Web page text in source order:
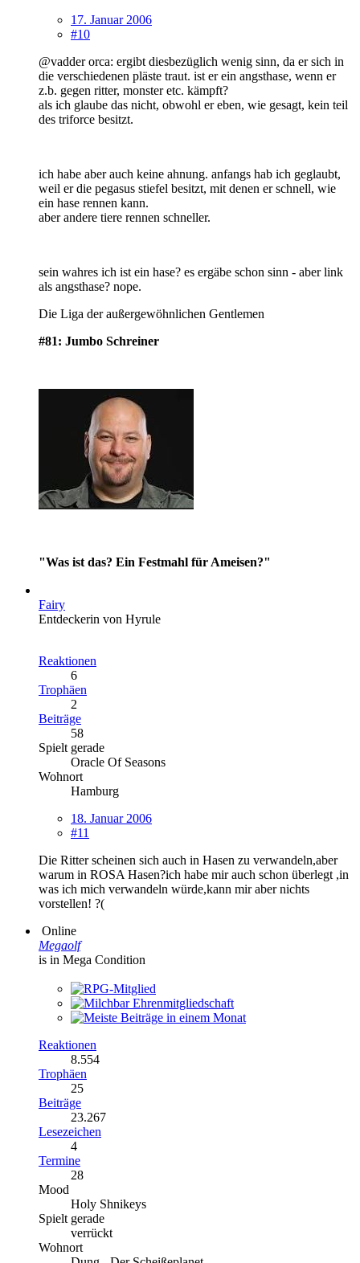
17. Januar 2006
#10
@vadder orca: ergibt diesbezüglich wenig sinn, da er sich in
die verschiedenen pläste traut. ist er ein angsthase, wenn er
z.b. gegen ritter, monster etc. kämpft?
als ich glaube das nicht, obwohl er eben, wie gesagt, kein teil
des triforce besitzt.
ich habe aber auch keine ahnung. anfangs hab ich geglaubt,
weil er die pegasus stiefel besitzt, mit denen er schnell, wie
ein hase rennen kann.
aber andere tiere rennen schneller.
sein wahres ich ist ein hase? es ergäbe schon sinn - aber link
als angsthase? nope.
Die Liga der außergewöhnlichen Gentlemen
#81: Jumbo Schreiner
"Was ist das? Ein Festmahl für Ameisen?"
Fairy
Entdeckerin von Hyrule
Reaktionen
6
Trophäen
2
Beiträge
58
Spielt gerade
Oracle Of Seasons
Wohnort
Hamburg
18. Januar 2006
#11
Die Ritter scheinen sich auch in Hasen zu verwandeln,aber
warum in ROSA Hasen?ich habe mir auch schon überlegt ,in
was ich mich verwandeln würde,kann mir aber nichts
vorstellen! ?(
Online
Megaolf
is in Mega Condition
Reaktionen
8.554
Trophäen
25
Beiträge
23.267
Lesezeichen
4
Termine
28
Mood
Holy Shnikeys
Spielt gerade
verrückt
Wohnort